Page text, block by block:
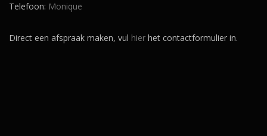
Telefoon: Monique
Direct een afspraak maken, vul hier het contactformulier in.